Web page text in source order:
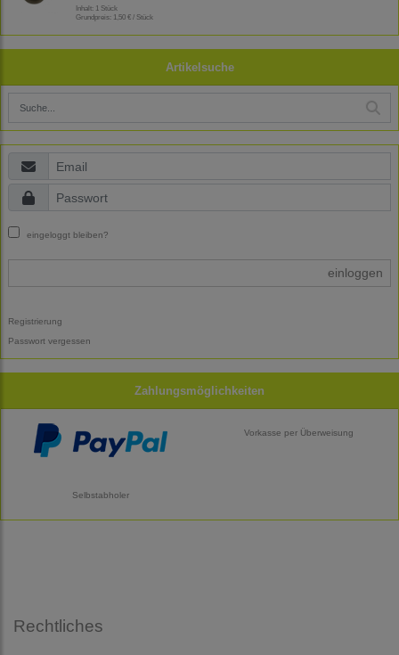
Inhalt: 1 Stück
Grundpreis: 1,50 € / Stück
Artikelsuche
eingeloggt bleiben?
einloggen
Registrierung
Passwort vergessen
Zahlungsmöglichkeiten
Vorkasse per Überweisung
Selbstabholer
Rechtliches